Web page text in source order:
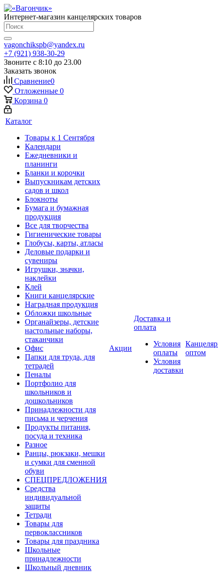
Интернет-магазин канцелярских товаров
vagonchikspb@yandex.ru
+7 (921) 938-30-29
Звоните с 8:10 до 23.00
Заказать звонок
Сравнение0
Отложенные 0
Корзина 0
Каталог
Товары к 1 Сентября
Календари
Ежедневники и
планинги
Бланки и корочки
Выпускникам детских
садов и школ
Блокноты
Бумага и бумажная
продукция
Все для творчества
Гигиенические товары
Глобусы, карты, атласы
Деловые подарки и
сувениры
Игрушки, значки,
наклейки
Клей
Книги канцелярские
Наградная продукция
Обложки школьные
Органайзеры, детские
настольные наборы,
стаканчики
Офис
Папки для труда, для
тетрадей
Пеналы
Портфолио для
школьников и
дошкольников
Принадлежности для
письма и черчения
Продукты питания,
посуда и техника
Разное
Ранцы, рюкзаки, мешки
и сумки для сменной
обуви
СПЕЦПРЕДЛОЖЕНИЯ
Средства
индивидуальной
защиты
Тетради
Товары для
первоклассников
Товары для праздника
Школьные
принадлежности
Школьный дневник
Акции
Доставка и
оплата
Условия
оплаты
Условия
доставки
оптом